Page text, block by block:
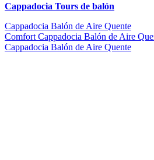
Cappadocia Tours de balón
Cappadocia Balón de Aire Quente
Comfort Cappadocia Balón de Aire
Cappadocia Balón de Aire Quente